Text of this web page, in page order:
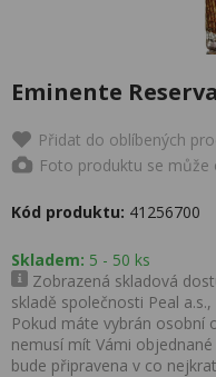
Eminente
Přidat do oblíbených
Foto produktu se může
Kód produktu: 41256700
Skladem: 5 - 50 ks
Zobrazená skladová
skladě společnosti Peal
Pokud máte vybrán osobní
nemusí mít Vámi
bude připravena v co